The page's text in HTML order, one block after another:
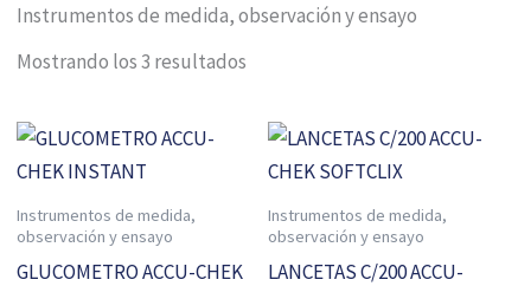
Instrumentos de medida, observación y ensayo
Mostrando los 3 resultados
Instrumentos de medida,
observación y ensayo
GLUCOMETRO ACCU-CHEK
Instrumentos de medida,
observación y ensayo
LANCETAS C/200 ACCU-